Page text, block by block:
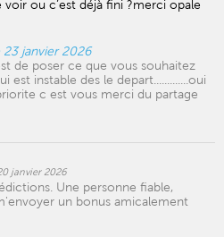
voir ou c’est déjà fini ?merci opale
23 janvier 2026
de poser ce que vous souhaitez
est instable des le depart.............oui
c est vous merci du partage
janvier 2026
Une personne fiable,
un bonus amicalement